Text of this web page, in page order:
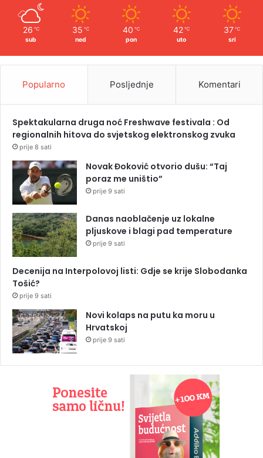
26 ℃
sub
35 ℃
ned
40 ℃
pon
42 ℃
uto
37 ℃
sri
Popularno Posljednje Komentari
Spektakularna druga noć Freshwave festivala : Od
regionalnih hitova do svjetskog elektronskog zvuka
prije 8 sati
Novak Đoković otvorio dušu: “Taj
poraz me uništio”
prije 9 sati
Danas naoblačenje uz lokalne
pljuskove i blagi pad temperature
prije 9 sati
Decenija na Interpolovoj listi: Gdje se krije Slobodanka
Tošić?
prije 9 sati
Novi kolaps na putu ka moru u
Hrvatskoj
prije 9 sati